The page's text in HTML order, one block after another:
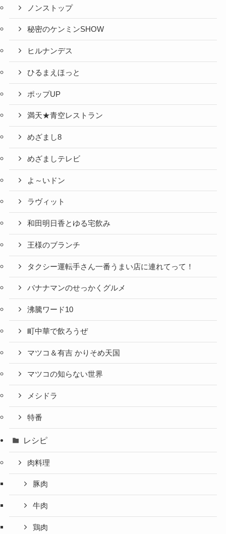
ノンストップ
秘密のケンミンSHOW
ヒルナンデス
ひるまえほっと
ポップUP
満天★青空レストラン
めざまし8
めざましテレビ
よ～いドン
ラヴィット
和田明日香とゆる宅飲み
王様のブランチ
タクシー運転手さん一番うまい店に連れてって！
バナナマンのせっかくグルメ
沸騰ワード10
町中華で飲ろうぜ
マツコ＆有吉 かりそめ天国
マツコの知らない世界
メシドラ
特番
レシピ
肉料理
豚肉
牛肉
鶏肉